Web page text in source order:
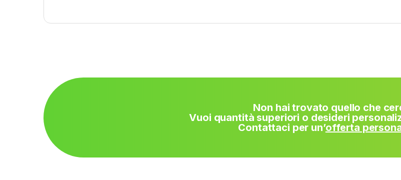
Non hai trovato quello che
Vuoi quantità superiori o desideri
Contattaci per un’offerta